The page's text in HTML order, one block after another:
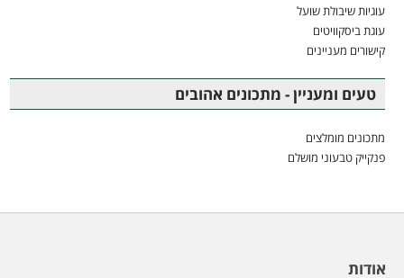
עוגיות שיבולת שועל
עוגת ביסקוויטים
קישורים מעניינים
טעים ומעניין - מתכונים אהובים
מתכונים מומלצים
פנקייק טבעוני מושלם
אודות